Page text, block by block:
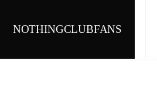
NOTHINGCLUBFANS